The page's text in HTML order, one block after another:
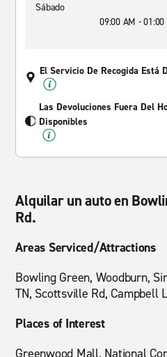
Sábado
09:00 AM - 01:00
El Servicio De Recogida Está
Las Devoluciones Fuera Del
Disponibles
Alquilar un auto en
Rd.
Areas Serviced/Attractions
Bowling Green, Woodburn,
TN, Scottsville Rd, Campbell
Places of Interest
Greenwood Mall, National